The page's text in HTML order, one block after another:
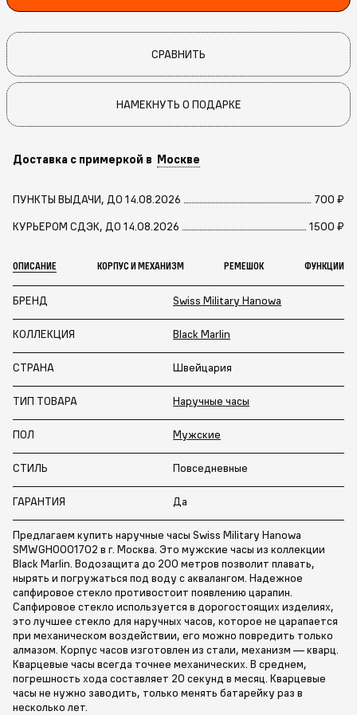
СРАВНИТЬ
НАМЕКНУТЬ О ПОДАРКЕ
Доставка с примеркой в Москве
ПУНКТЫ ВЫДАЧИ, ДО 14.08.2026
700 ₽
КУРЬЕРОМ СДЭК, ДО 14.08.2026
1500 ₽
ОПИСАНИЕ КОРПУС И МЕХАНИЗМ РЕМЕШОК ФУНКЦИИ
БРЕНД Swiss Military Hanowa
КОЛЛЕКЦИЯ Black Marlin
СТРАНА Швейцария
ТИП ТОВАРА Наручные часы
ПОЛ Мужские
СТИЛЬ Повседневные
ГАРАНТИЯ Да
Предлагаем купить наручные часы Swiss Military Hanowa
SMWGH0001702 в г. Москва. Это мужские часы из коллекции
Black Marlin. Водозащита до 200 метров позволит плавать,
нырять и погружаться под воду с аквалангом. Надежное
сапфировое стекло противостоит появлению царапин.
Сапфировое стекло используется в дорогостоящих изделиях,
это лучшее стекло для наручных часов, которое не царапается
при механическом воздействии, его можно повредить только
алмазом. Корпус часов изготовлен из стали, механизм — кварц.
Кварцевые часы всегда точнее механических. В среднем,
погрешность хода составляет 20 секунд в месяц. Кварцевые
часы не нужно заводить, только менять батарейку раз в
несколько лет.